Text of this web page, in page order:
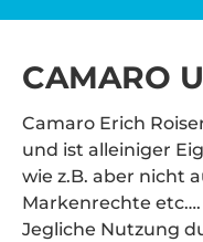
CAMARO
Camaro Erich
und ist alleiniger
wie z.B. aber nicht
Markenrechte
Jegliche Nutzung